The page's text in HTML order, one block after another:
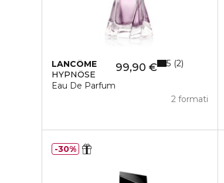
LANCÔME
HYPNÔSE
Eau De Parfum
99,90 €
2 formati
5 2
30%